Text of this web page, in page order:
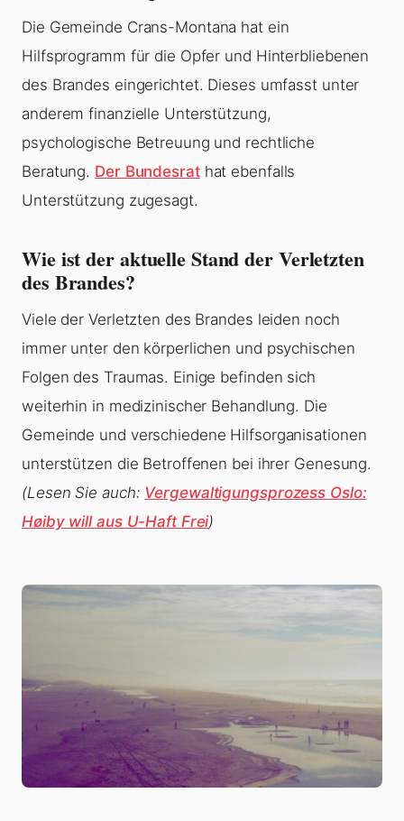
Die Gemeinde Crans-Montana hat ein
Hilfsprogramm für die Opfer und Hinterbliebenen
des Brandes eingerichtet. Dieses umfasst unter
anderem finanzielle Unterstützung,
psychologische Betreuung und rechtliche
Beratung. Der Bundesrathat ebenfalls
Unterstützung zugesagt.
Wie ist der aktuelle Stand der Verletzten
des Brandes?
Viele der Verletzten des Brandes leiden noch
immer unter den körperlichen und psychischen
Folgen des Traumas. Einige befinden sich
weiterhin in medizinischer Behandlung. Die
Gemeinde und verschiedene Hilfsorganisationen
unterstützen die Betroffenen bei ihrer Genesung.
(Lesen Sie auch: Vergewaltigungsprozess Oslo:
Høiby will aus U-Haft Frei)